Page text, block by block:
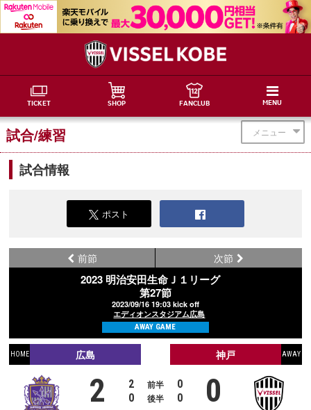
TICKET SHOP FANCLUB MENU
メニュー
試合/練習
試合情報
ポスト
前節
2023 明治安田生命Ｊ１リーグ
第27節
2023/09/16 19:03 kick off
エディオンスタジアム広島
AWAY GAME
次節
HOME 広島 AWAY
神戸
2 2 前半
0
0
後半 0 0